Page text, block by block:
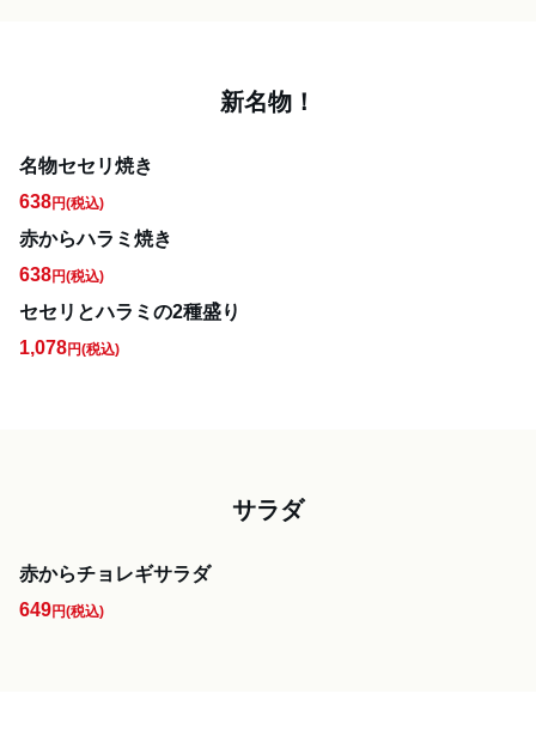
新名物！
名物セセリ焼き
638円(税込)
赤からハラミ焼き
638円(税込)
セセリとハラミの2種盛り
1,078円(税込)
サラダ
赤からチョレギサラダ
649円(税込)